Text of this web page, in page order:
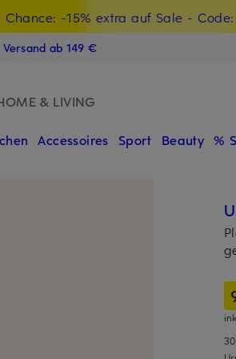
Chance: -15% extra auf Sale - Code:
Willkommensgutschein mit Beyond
ab 149 €
& LIVING
Accessoires Sport Beauty %